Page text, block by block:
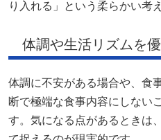
り入れる」という柔らかい考
体調や生活リズムを
体調に不安がある場合や、食
断で極端な食事内容にしない
す。気になる点があるときは